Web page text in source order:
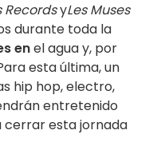
RecordsyLes Muses
durante toda la
enel agua y, por
esta última, un
hip hop, electro,
entretenido
cerrar esta jornada